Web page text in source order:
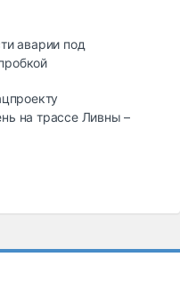
аварии под
на трассе Ливны –